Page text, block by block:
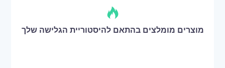
מוצרים מומלצים בהתאם להיסטוריית הגלישה שלך